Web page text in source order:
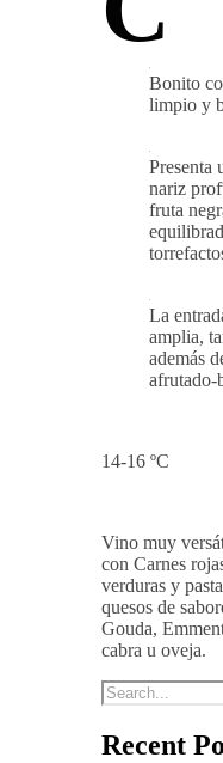
Bonito
limpio y
Presenta
nariz
fruta
La
amplia,
además
afrutado-
14-16 ºC
Vino muy
con Carnes
verduras y
quesos de
Gouda,
cabra u oveja.
Recent